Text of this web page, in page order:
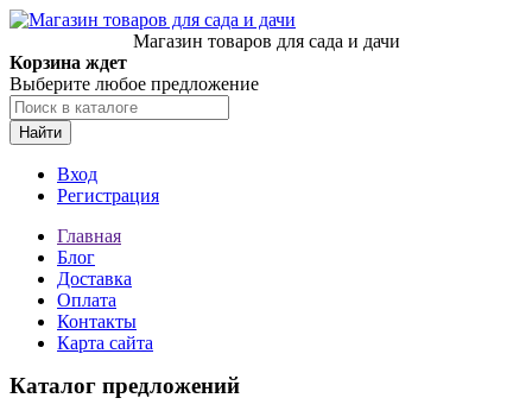
Магазин товаров для сада и дачи
Корзина ждет
Выберите любое предложение
Найти
Вход
Регистрация
Главная
Блог
Доставка
Оплата
Контакты
Карта сайта
Каталог предложений